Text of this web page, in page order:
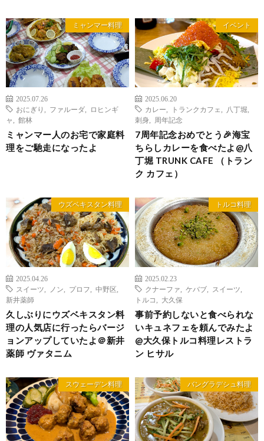
ミャンマー料理
2025.07.26
おにぎり
ファルーダ
ロヒンギ
ャ
館林
ミャンマー人のお宅で家庭料
理をご馳走になったよ
イベント
2025.06.20
カレー
トランクカフェ 八丁堀
刺身
周年記念
7周年記念おめでとう🎉海宝
ちらしカレーを食べたよ@八
丁堀 TRUNK CAFE （トラン
ク カフェ）
ウズベキスタン料理
2025.04.26
スイーツ
ノン プロフ 中野区
新井薬師
久しぶりにウズベキスタン料
理の人気店に行ったらバージ
ョンアップしていたよ＠新井
薬師 ヴァタニム
トルコ料理
2025.02.23
クナーファ
ケバブ スイーツ
トルコ
大久保
事前予約しないと食べられな
いキュネフェを頼んでみたよ
@大久保トルコ料理レストラ
ン ヒサル
スウェーデン料理 バングラデシュ料理